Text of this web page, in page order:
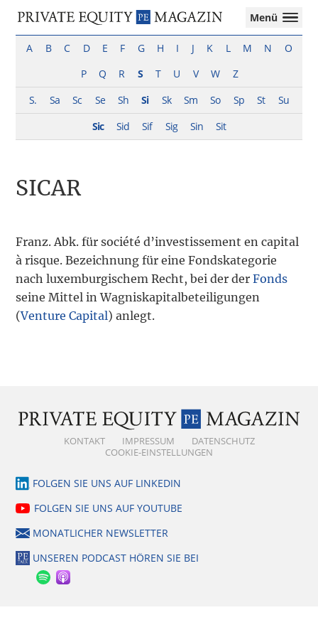
Zur
Zum
Private
Equity
Magazin
Das
Onlinemagazin
Private
Equity-
–
I
Tax
Menü
A B C D E F G H I J K L M N
O
P
Q R S T U V W
Z
S.
Sa Sc Se Sh Si Sk Sm So Sp St
Su
Sic
Sid Sif Sig Sin Sit
SICAR
Franz. Abk. für société d’investissement en capital
à risque. Bezeichnung für eine Fondskategorie
nach luxemburgischem Recht, bei der derFonds
seine Mittel in Wagniskapitalbeteiligungen
(Venture Capital) anlegt.
KONTAKT IMPRESSUM
DATENSCHUTZ
COOKIE-EINSTELLUNGEN
FOLGEN SIE UNS AUF LINKEDIN
FOLGEN SIE UNS AUF YOUTUBE
MONATLICHER NEWSLETTER
UNSEREN PODCAST HÖREN SIE BEI